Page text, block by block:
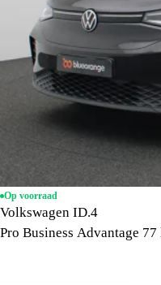
Op voorraad
Volkswagen ID.4
Pro Business Advantage